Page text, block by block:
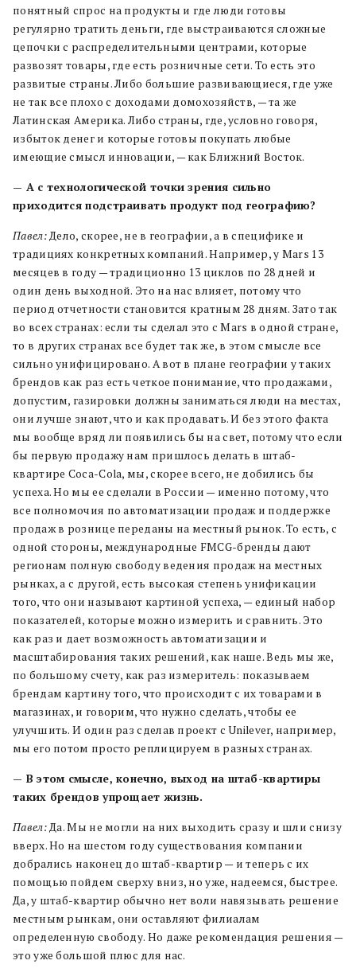
понятный спрос на продукты и где люди готовы
регулярно тратить деньги, где выстраиваются сложные
цепочки с распределительными центрами, которые
развозят товары, где есть розничные сети. То есть это
развитые страны. Либо большие развивающиеся, где уже
не так все плохо с доходами домохозяйств, — та же
Латинская Америка. Либо страны, где, условно говоря,
избыток денег и которые готовы покупать любые
имеющие смысл инновации, — как Ближний Восток.
— А с технологической точки зрения сильно
приходится подстраивать продукт под географию?
Павел:Дело, скорее, не в географии, а в специфике и
традициях конкретных компаний. Например, у Mars 13
месяцев в году — традиционно 13 циклов по 28 дней и
один день выходной. Это на нас влияет, потому что
период отчетности становится кратным 28 дням. Зато так
во всех странах: если ты сделал это с Mars в одной стране,
то в других странах все будет так же, в этом смысле все
сильно унифицировано. А вот в плане географии у таких
брендов как раз есть четкое понимание, что продажами,
допустим, газировки должны заниматься люди на местах,
они лучше знают, что и как продавать. И без этого факта
мы вообще вряд ли появились бы на свет, потому что если
бы первую продажу нам пришлось делать в штаб-
квартире Coca-Cola, мы, скорее всего, не добились бы
успеха. Но мы ее сделали в России — именно потому, что
все полномочия по автоматизации продаж и поддержке
продаж в рознице переданы на местный рынок. То есть, с
одной стороны, международные FMCG-бренды дают
регионам полную свободу ведения продаж на местных
рынках, а с другой, есть высокая степень унификации
того, что они называют картиной успеха, — единый набор
показателей, которые можно измерить и сравнить. Это
как раз и дает возможность автоматизации и
масштабирования таких решений, как наше. Ведь мы же,
по большому счету, как раз измеритель: показываем
брендам картину того, что происходит с их товарами в
магазинах, и говорим, что нужно сделать, чтобы ее
улучшить. И один раз сделав проект с Unilever, например,
мы его потом просто реплицируем в разных странах.
— В этом смысле, конечно, выход на штаб-квартиры
таких брендов упрощает жизнь.
Павел:Да. Мы не могли на них выходить сразу и шли снизу
вверх. Но на шестом году существования компании
добрались наконец до штаб-квартир — и теперь с их
помощью пойдем сверху вниз, но уже, надеемся, быстрее.
Да, у штаб-квартир обычно нет воли навязывать решение
местным рынкам, они оставляют филиалам
определенную свободу. Но даже рекомендация решения —
это уже большой плюс для нас.